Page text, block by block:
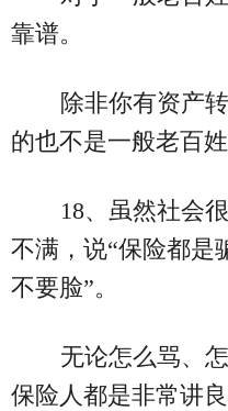
靠谱。
除非你有资产
的也不是一般老百姓
18、虽然社会
不满，说“保险都是
不要脸”。
无论怎么骂、
保险人都是非常讲